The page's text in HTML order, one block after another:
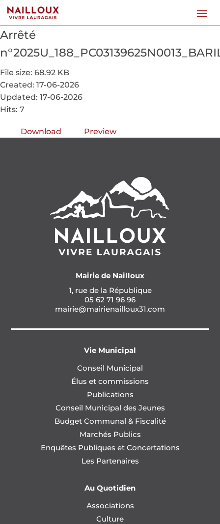
Arrêté
File size: 68.92 KB
Created: 17-06-2026
Updated: 17-06-2026
Hits: 7
Download Preview
Mairie de Nailloux
1, rue de la République
05 62 71 96 96
mairie@mairienailloux31.com
Vie Municipal
Conseil Municipal
Élus et commissions
Publications
Conseil Municipal des Jeunes
Budget Communal & Fiscalité
Marchés Publics
Enquêtes Publiques et Concertations
Les Partenaires
Au Quotidien
Associations
Culture